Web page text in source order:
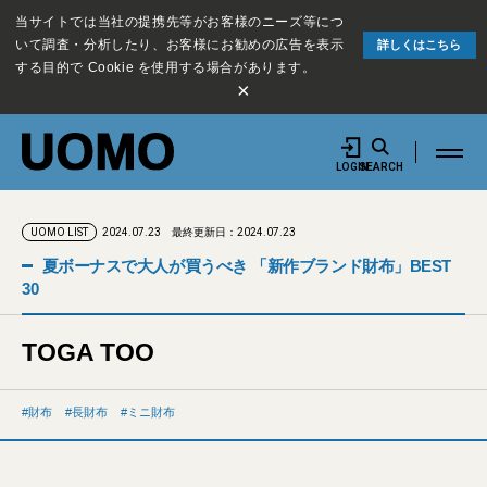
当サイトでは当社の提携先等がお客様のニーズ等につ
いて調査・分析したり、お客様にお勧めの広告を表示
する目的で Cookie を使用する場合があります。
詳しくはこちら
×
LOGINSEARCH
UOMO LIST 2024.07.23 最終更新日：2024.07.23
夏ボーナスで大人が買うべき 「新作ブランド財布」BEST
30
TOGA TOO
財布 長財布 ミニ財布